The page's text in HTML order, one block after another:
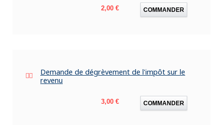
Prix
2,00 € COMMANDER
Demande de dégrèvement de l'impôt sur le
revenu
Prix
3,00 € COMMANDER